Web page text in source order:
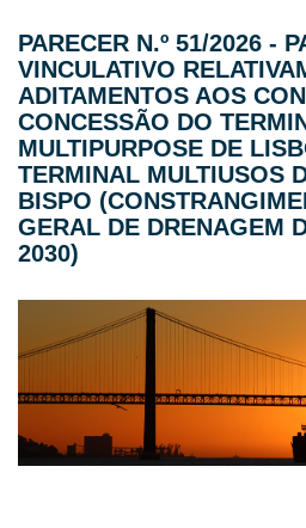
PARECER N.º 51/2026 -
VINCULATIVO
ADITAMENTOS AOS
CONCESSÃO DO
MULTIPURPOSE DE
TERMINAL MULTIUSOS
BISPO
GERAL DE DRENAGEM
2030)